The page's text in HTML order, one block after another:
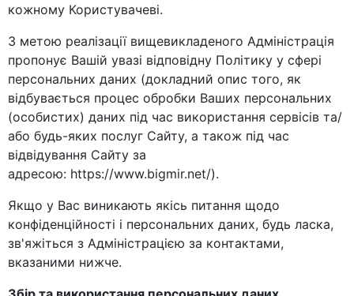
кожному Користувачеві.
З метою реалізації вищевикладеного Адміністрація
пропонує Вашій увазі відповідну Політику у сфері
персональних даних (докладний опис того, як
відбувається процес обробки Ваших персональних
(особистих) даних під час використання сервісів та/
або будь-яких послуг Сайту, а також під час
відвідування Сайту за
адресою: https://www.bigmir.net/).
Якщо у Вас виникають якісь питання щодо
конфіденційності і персональних даних, будь ласка,
зв'яжіться з Адміністрацією за контактами,
вказаними нижче.